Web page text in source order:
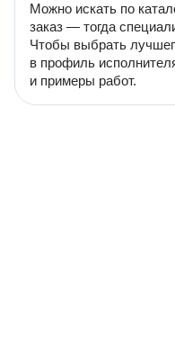
Можно искать по
заказ — тогда
Чтобы выбрать
в профиль
и примеры работ.